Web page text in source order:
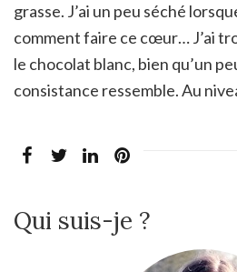
grasse. J’ai un peu séché
comment faire ce cœur… J’ai
le chocolat blanc, bien qu’un
consistance ressemble. Au
Qui suis-je ?